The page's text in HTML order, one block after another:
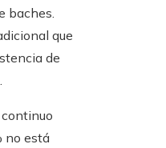
baches.
que
de
no está